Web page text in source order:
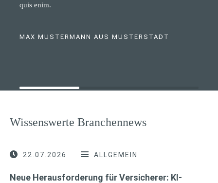
quis enim.
MAX MUSTERMANN AUS MUSTERSTADT
Wissenswerte Branchennews
22.07.2026 ALLGEMEIN
Neue Herausforderung für Versicherer: KI-